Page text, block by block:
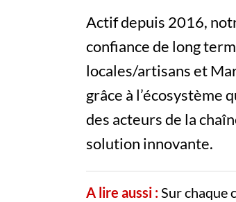
Actif depuis 2016,
confiance de long
locales/artisans et
grâce à l’écosystème
des acteurs de la
solution innovante.
A lire aussi :Sur chaque